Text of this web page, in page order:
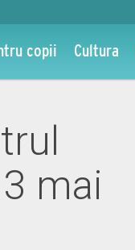
copii Cultura
mai